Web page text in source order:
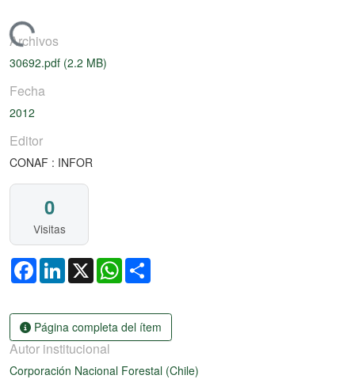
Archivos
30692.pdf (2.2 MB)
Fecha
2012
Editor
CONAF : INFOR
0
Visitas
FacebookLinkedIn
X WhatsApp
Página completa del ítem
Autor institucional
Corporación Nacional Forestal (Chile)